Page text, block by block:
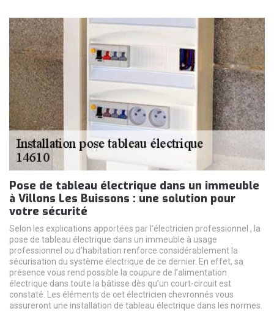
Pose de tableau électrique dans un immeuble
à Villons Les Buissons : une solution pour
votre sécurité
Selon les explications apportées par l’électricien professionnel , la
pose de tableau électrique dans un immeuble à usage
professionnel ou d’habitation renforce considérablement la
sécurisation du système électrique de ce dernier. En effet, sa
présence vous rend possible la coupure de l’alimentation
électrique dans toute la bâtisse dès qu’un court-circuit est
constaté. Les éléments de cet électricien chevronnés vous
assureront une installation de tableau électrique dans les normes.